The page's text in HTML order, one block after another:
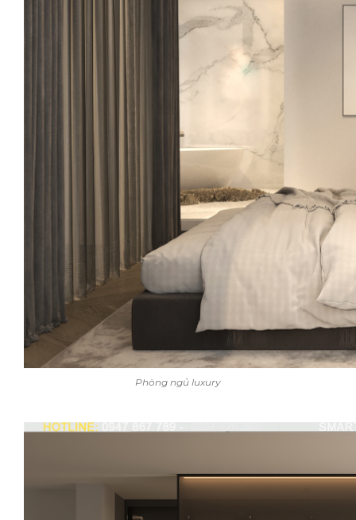
Phòng ngủ luxury